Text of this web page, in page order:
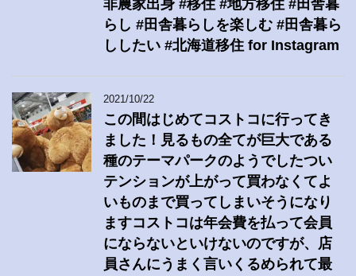
非農家出身 #移住 #地方移住 #田舎暮
らし #田舎暮らしを楽しむ #田舎暮ら
ししたい #北海道移住 for Instagram
2021/10/22
この間はじめてコストコに行ってき
ました！見るもの全てが巨大である
種のテーマパークのようでしたつい
テンションが上がって買わなくてよ
いものまで買ってしまいそうになり
ますコストコは年会費を払って会員
にならないといけないのですが、店
員さんにうまく言いくるめられて最